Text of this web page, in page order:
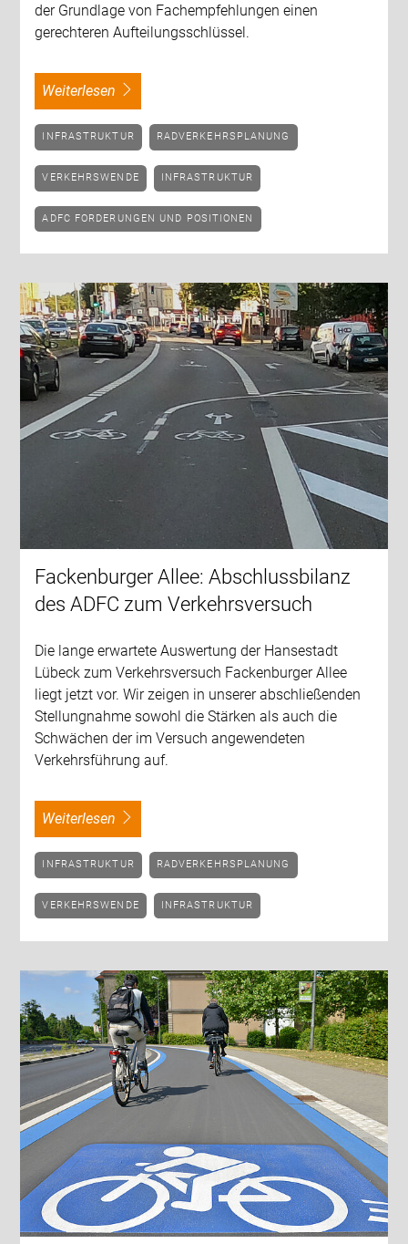
der Grundlage von Fachempfehlungen einen
gerechteren Aufteilungsschlüssel.
weiterlesen
INFRASTRUKTUR RADVERKEHRSPLANUNG
VERKEHRSWENDE INFRASTRUKTUR
ADFC FORDERUNGEN UND POSITIONEN
Fackenburger Allee: Abschlussbilanz
des ADFC zum Verkehrsversuch
Die lange erwartete Auswertung der Hansestadt
Lübeck zum Verkehrsversuch Fackenburger Allee
liegt jetzt vor. Wir zeigen in unserer abschließenden
Stellungnahme sowohl die Stärken als auch die
Schwächen der im Versuch angewendeten
Verkehrsführung auf.
weiterlesen
INFRASTRUKTUR RADVERKEHRSPLANUNG
VERKEHRSWENDE INFRASTRUKTUR